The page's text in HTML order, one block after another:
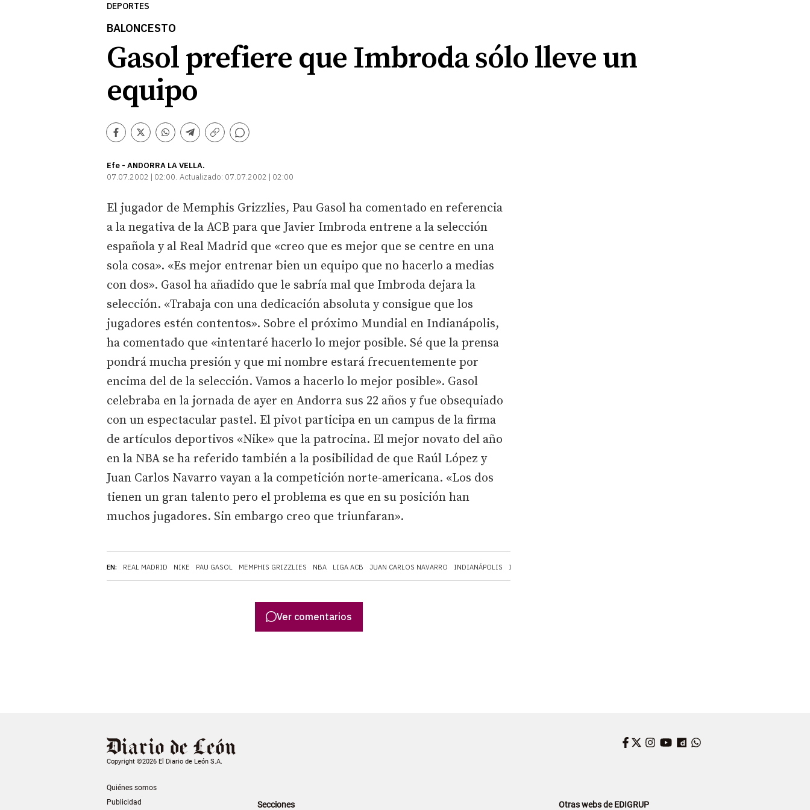
DEPORTES
BALONCESTO
Gasol prefiere que Imbroda sólo lleve un
equipo
Facebook
TwitterWhatsapp
Telegram
Copiar
Comentarios
Efe - ANDORRA LA VELLA.
07.07.2002 | 02:00 Actualizado: 07.07.2002 | 02:00
EN: REAL MADRID NIKE PAU GASOL MEMPHIS GRIZZLIES NBA LIGA ACB JUAN CARLOS NAVARRO INDIANÁPOLIS INDIA
El jugador de Memphis Grizzlies, Pau Gasol ha comentado en referencia
a la negativa de la ACB para que Javier Imbroda entrene a la selección
española y al Real Madrid que «creo que es mejor que se centre en una
sola cosa». «Es mejor entrenar bien un equipo que no hacerlo a medias
con dos». Gasol ha añadido que le sabría mal que Imbroda dejara la
selección. «Trabaja con una dedicación absoluta y consigue que los
jugadores estén contentos». Sobre el próximo Mundial en Indianápolis,
ha comentado que «intentaré hacerlo lo mejor posible. Sé que la prensa
pondrá mucha presión y que mi nombre estará frecuentemente por
encima del de la selección. Vamos a hacerlo lo mejor posible». Gasol
celebraba en la jornada de ayer en Andorra sus 22 años y fue obsequiado
con un espectacular pastel. El pivot participa en un campus de la firma
de artículos deportivos «Nike» que la patrocina. El mejor novato del año
en la NBA se ha referido también a la posibilidad de que Raúl López y
Juan Carlos Navarro vayan a la competición norte-americana. «Los dos
tienen un gran talento pero el problema es que en su posición han
muchos jugadores. Sin embargo creo que triunfaran».
Ver comentarios
Copyright ©2026 El Diario de León S.A.
Quiénes somos
Publicidad
Facebook
Twitter
Instagram
YouTube
Dailymotion
Secciones Otras webs de EDIGRUP